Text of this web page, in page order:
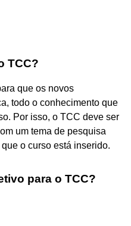
TCC?
que os novos
todo o conhecimento que
Por isso, o TCC deve ser
um tema de pesquisa
o curso está inserido.
para o TCC?